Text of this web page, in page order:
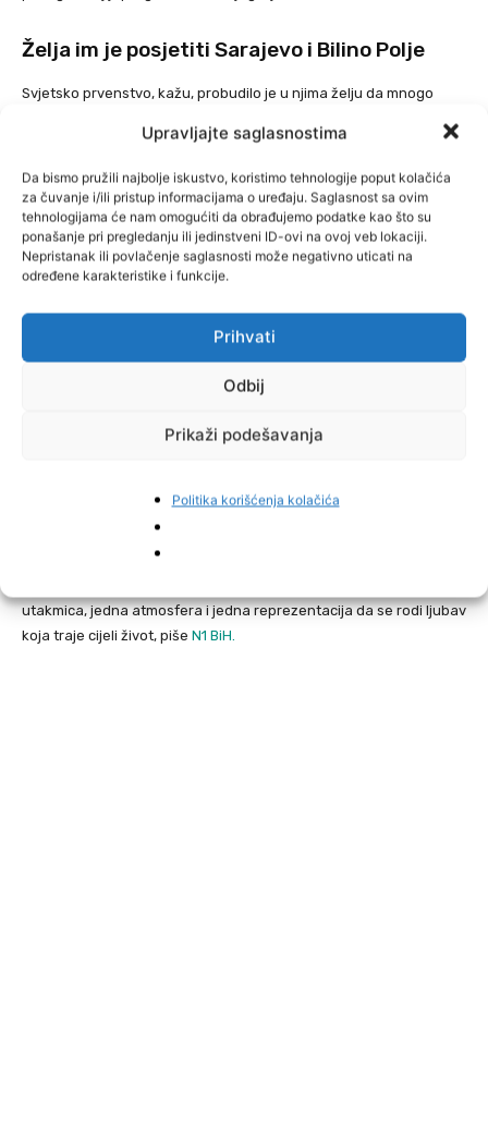
Upravljajte saglasnostima
Da bismo pružili najbolje iskustvo, koristimo tehnologije poput kolačića
za čuvanje i/ili pristup informacijama o uređaju. Saglasnost sa ovim
tehnologijama će nam omogućiti da obrađujemo podatke kao što su
ponašanje pri pregledanju ili jedinstveni ID-ovi na ovoj veb lokaciji.
Nepristanak ili povlačenje saglasnosti može negativno uticati na
određene karakteristike i funkcije.
Prihvati
Odbij
Prikaži podešavanja
Politika korišćenja kolačića
Želja im je posjetiti Sarajevo i Bilino Polje
Svjetsko prvenstvo, kažu, probudilo je u njima želju da mnogo
Njihova velika želja je posjetiti Sarajevo i Bilino Polje, mjesto gdje
je sve, kako kažu, zapravo i počelo.
Već planiraju i putovanja na utakmice Lige nacija u Stockholmu,
Varšavi i Bukureštu kako bi nastavili pratiti reprezentaciju Sergeja
Na kraju poruke poslali su jednostavnu, ali veoma emotivnu
poruku koja najbolje opisuje njihovu priču.
“Fudbal nam je donio toliko radosti, a Bosna i Hercegovina postala
navijači Bosne i Hercegovine, bit će nam veliko zadovoljstvo.”
Priča Phila i Gaie još jednom pokazuje da fudbal često nadilazi
utakmica, jedna atmosfera i jedna reprezentacija da se rodi ljubav
koja traje cijeli život, piše N1 BiH.